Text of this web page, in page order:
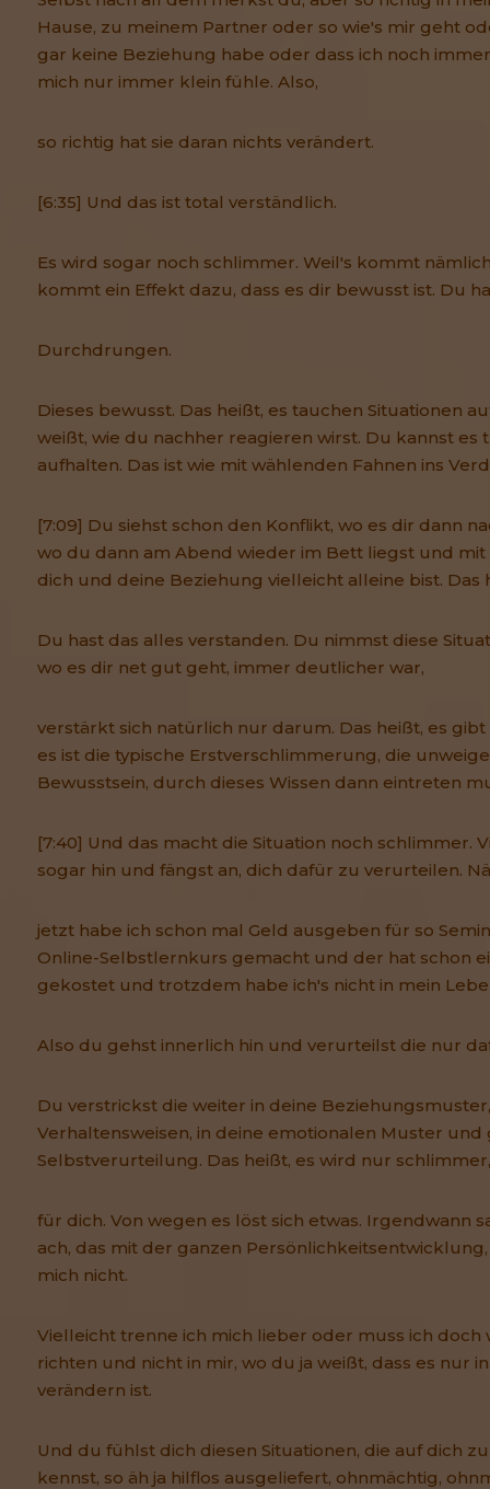
Hause, zu meinem Partner oder so wie's mir geht
gar keine Beziehung habe oder dass ich noch
mich nur immer klein fühle. Also,
so richtig hat sie daran nichts verändert.
[6:35] Und das ist total verständlich.
Es wird sogar noch schlimmer. Weil's kommt
kommt ein Effekt dazu, dass es dir bewusst ist. Du
Durchdrungen.
Dieses bewusst. Das heißt, es tauchen Situationen
weißt, wie du nachher reagieren wirst. Du kannst es
aufhalten. Das ist wie mit wählenden Fahnen ins
[7:09] Du siehst schon den Konflikt, wo es dir dann
wo du dann am Abend wieder im Bett liegst und
dich und deine Beziehung vielleicht alleine bist. Das
Du hast das alles verstanden. Du nimmst diese
wo es dir net gut geht, immer deutlicher war,
verstärkt sich natürlich nur darum. Das heißt, es gibt
es ist die typische Erstverschlimmerung, die
Bewusstsein, durch dieses Wissen dann eintreten
[7:40] Und das macht die Situation noch schlimmer.
sogar hin und fängst an, dich dafür zu verurteilen.
jetzt habe ich schon mal Geld ausgeben für so
Online-Selbstlernkurs gemacht und der hat schon
gekostet und trotzdem habe ich's nicht in mein
Also du gehst innerlich hin und verurteilst die nur
Du verstrickst die weiter in deine
Verhaltensweisen, in deine emotionalen Muster und
Selbstverurteilung. Das heißt, es wird nur schlimmer,
für dich. Von wegen es löst sich etwas. Irgendwann
ach, das mit der ganzen
mich nicht.
Vielleicht trenne ich mich lieber oder muss ich doch
richten und nicht in mir, wo du ja weißt, dass es nur
verändern ist.
Und du fühlst dich diesen Situationen, die auf dich
kennst, so äh ja hilflos ausgeliefert, ohnmächtig,